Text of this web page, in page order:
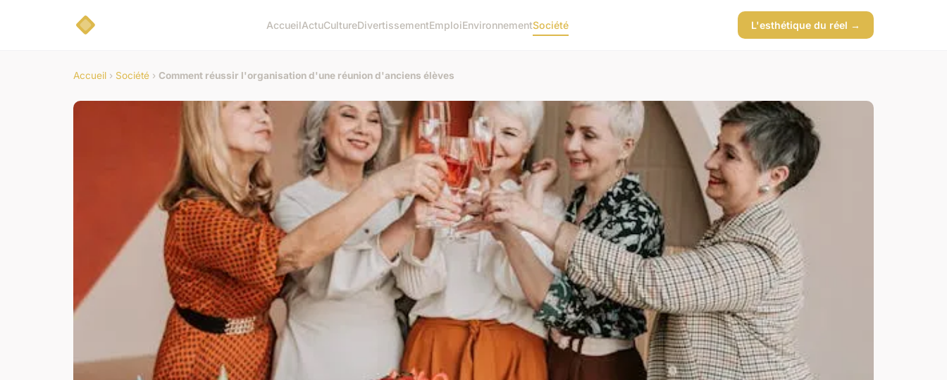
AccueilActuCultureDivertissementEmploiEnvironnementSociété L'esthétique du réel →
Accueil › Société › Comment réussir l'organisation d'une réunion d'anciens élèves